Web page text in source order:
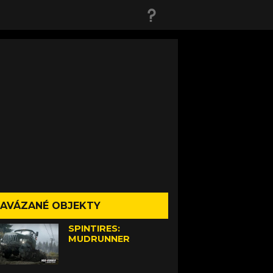
OBJEKTY
SPINTIRES:
MUDRUNNER